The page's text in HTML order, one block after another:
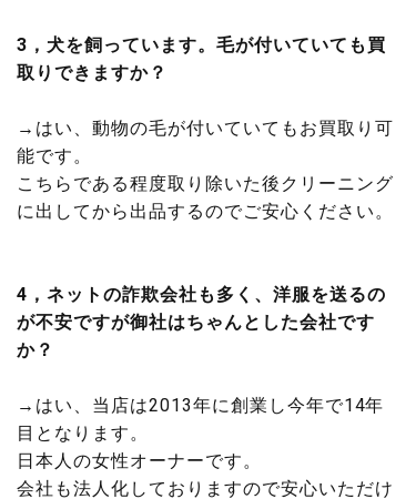
3，犬を飼っています。毛が付いていても買
取りできますか？
→はい、動物の毛が付いていてもお買取り可
能です。
こちらである程度取り除いた後クリーニング
に出してから出品するのでご安心ください。
4，ネットの詐欺会社も多く、洋服を送るの
が不安ですが御社はちゃんとした会社です
か？
→はい、当店は2013年に創業し今年で14年
目となります。
日本人の女性オーナーです。
会社も法人化しておりますので安心いただけ